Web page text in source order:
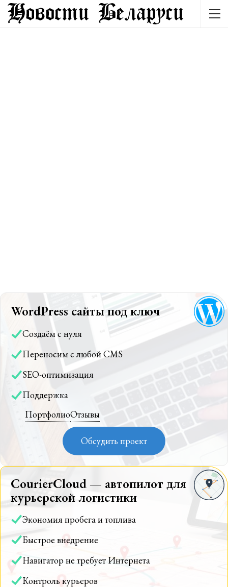
WordPress сайты под ключ
Создаём с нуля
Переносим с любой CMS
SEO-оптимизация
Поддержка
ПортфолиоОтзывы
Обсудить проект
CourierCloud — автопилот для
курьерской логистики
Экономия пробега и топлива
Быстрое внедрение
Навигатор не требует Интернета
Контроль курьеров